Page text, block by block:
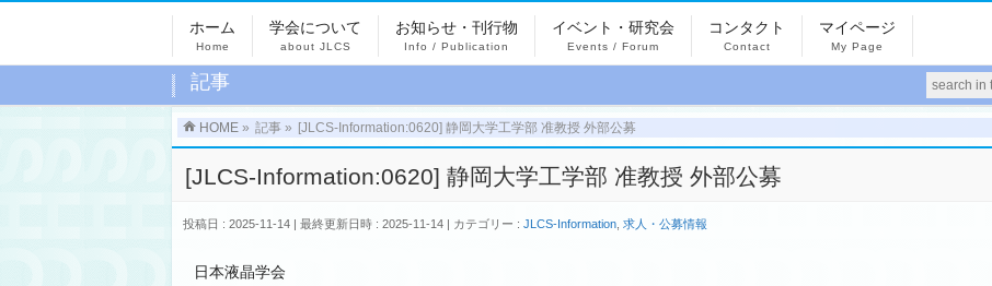
ホーム
Home
学会について
about JLCS
お知らせ・刊行物
Info / Publication
イベント・研究会
Events / Forum
コンタクト
Contact
マイページ
My Page
記事
HOME » 記事 » [JLCS-Information:0620] 静岡大学工学部 准教授 外部公募
[JLCS-Information:0620] 静岡大学工学部 准教授 外部公募
投稿日 : 2025-11-14 最終更新日時 : 2025-11-14 カテゴリー : JLCS-Information 求人・公募情報
日本液晶学会